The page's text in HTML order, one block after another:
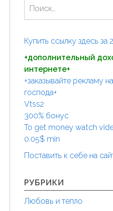
т
:
Купить ссылку здесь за 2
+дополнительный
интернете+
+заказывайте рекламу
господа+
Vtss2
300% бонус
To get money watch
0.05$ min
Поставить к себе на
РУБРИКИ
Любовь и тепло